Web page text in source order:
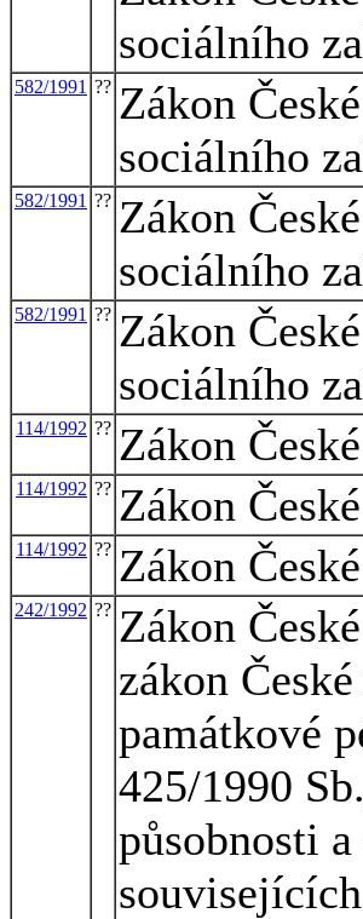
sociálního
582/1991 ?? Zákon
sociálního
582/1991 ?? Zákon
sociálního
582/1991 ?? Zákon
sociálního
114/1992 ?? Zákon
114/1992 ?? Zákon
114/1992 ?? Zákon
242/1992 ?? Zákon
zákon
památkové
425/1990
působnosti
souvisejících